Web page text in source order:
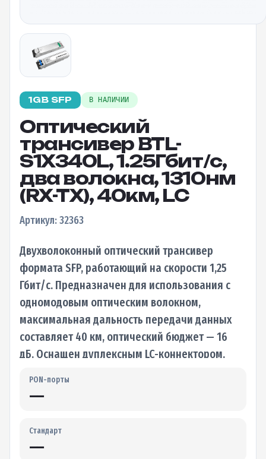
1GB SFP В НАЛИЧИИ
Оптический
трансивер BTL-
S1X340L, 1.25Гбит/c,
два волокна, 1310нм
(RX-TX), 40км, LC
Артикул: 32363
Двухволоконный оптический трансивер
формата SFP, работающий на скорости 1,25
Гбит/с. Предназначен для использования с
одномодовым оптическим волокном,
максимальная дальность передачи данных
составляет 40 км, оптический бюджет — 16
дБ. Оснащен дуплексным LC-коннектором.
PON-порты
—
Стандарт
—